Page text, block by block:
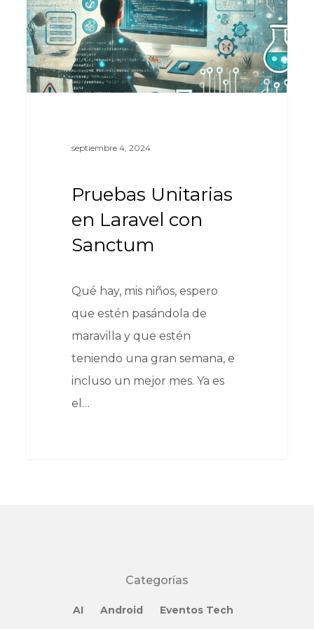
septiembre 4, 2024
Pruebas Unitarias
en Laravel con
Sanctum
Qué hay, mis niños, espero
que estén pasándola de
maravilla y que estén
teniendo una gran semana, e
incluso un mejor mes. Ya es
el…
Categorías
AI Android Eventos Tech